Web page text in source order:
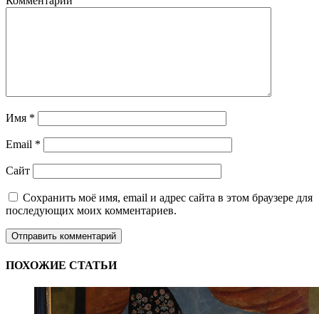
Имя *
Email *
Сайт
Сохранить моё имя, email и адрес сайта в этом браузере для
последующих моих комментариев.
ПОХОЖИЕ СТАТЬИ